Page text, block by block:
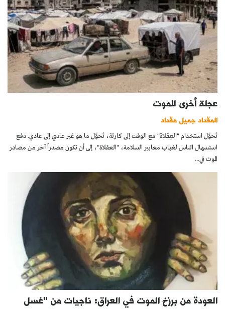
عجلة أخرى للموت
المقداد جميل مقداد
تَحوَّل استخدام "العِقلاة" مع الوقت إلى كارثة، تَحوَّل ما هو غير عادي إلى عادي. دفع
استسهال الناس لغياب معايير السلامة، "العقلاة"، إلى أن تكون مصدراً آخر من مصادر
الموت في...
العودة من برزخ الموت في العراق: ناجيات من "غسل